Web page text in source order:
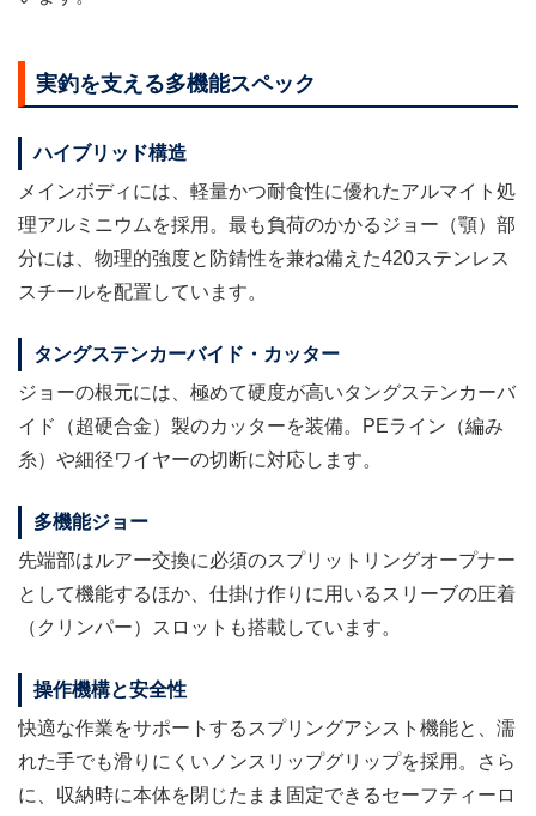
実釣を支える多機能スペック
ハイブリッド構造
メインボディには、軽量かつ耐食性に優れたアルマイト処
理アルミニウムを採用。最も負荷のかかるジョー（顎）部
分には、物理的強度と防錆性を兼ね備えた420ステンレス
スチールを配置しています。
タングステンカーバイド・カッター
ジョーの根元には、極めて硬度が高いタングステンカーバ
イド（超硬合金）製のカッターを装備。PEライン（編み
糸）や細径ワイヤーの切断に対応します。
多機能ジョー
先端部はルアー交換に必須のスプリットリングオープナー
として機能するほか、仕掛け作りに用いるスリーブの圧着
（クリンパー）スロットも搭載しています。
操作機構と安全性
快適な作業をサポートするスプリングアシスト機能と、濡
れた手でも滑りにくいノンスリップグリップを採用。さら
に、収納時に本体を閉じたまま固定できるセーフティーロ